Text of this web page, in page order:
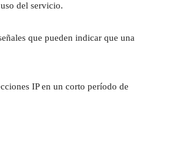
del servicio.
que pueden indicar que una
IP en un corto período de